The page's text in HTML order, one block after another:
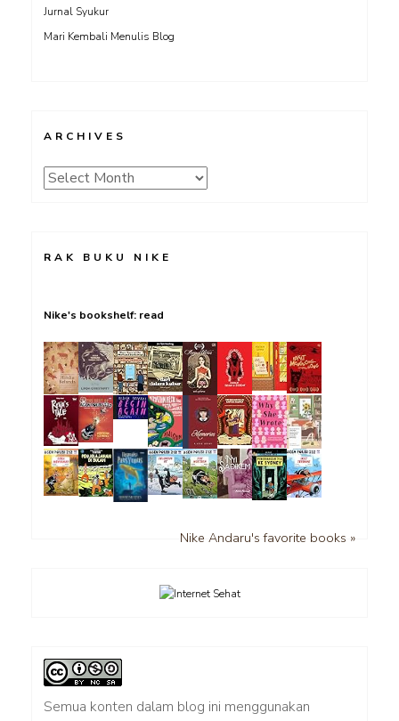
Jurnal Syukur
Mari Kembali Menulis Blog
ARCHIVES
Archives
RAK BUKU NIKE
Nike's bookshelf: read
Nike Andaru's favorite books »
Semua konten dalam blog ini menggunakan